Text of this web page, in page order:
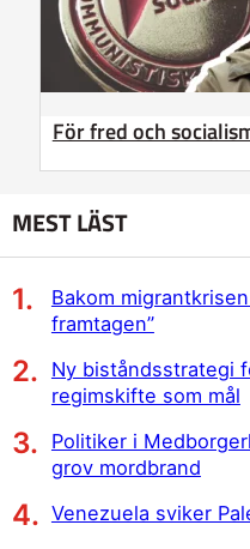
För fred och
MEST LÄST
Bakom
framtagen”
Ny biståndsstrategi
regimskifte som mål
Politiker i
grov mordbrand
Venezuela sviker